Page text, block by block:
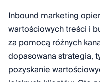
Inbound marketing
wartościowych treści i
za pomocą różnych
dopasowana strategia,
pozyskanie